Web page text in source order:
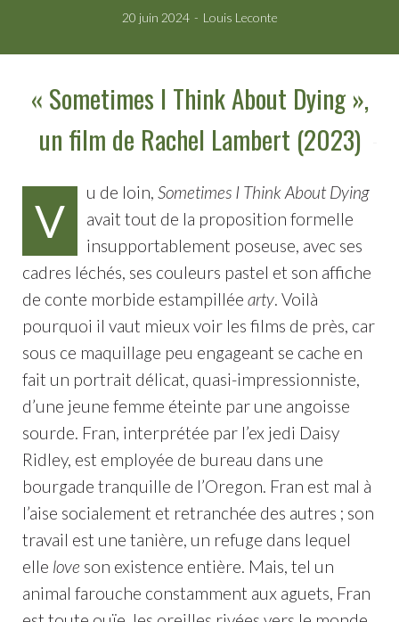
20 juin 2024 Louis Leconte
« Sometimes I Think About Dying »,
un film de Rachel Lambert (2023)
V
u de loin, Sometimes I Think About Dying
avait tout de la proposition formelle
insupportablement poseuse, avec ses
cadres léchés, ses couleurs pastel et son affiche
de conte morbide estampillée arty. Voilà
pourquoi il vaut mieux voir les films de près, car
sous ce maquillage peu engageant se cache en
fait un portrait délicat, quasi-impressionniste,
d’une jeune femme éteinte par une angoisse
sourde. Fran, interprétée par l’ex jedi Daisy
Ridley, est employée de bureau dans une
bourgade tranquille de l’Oregon. Fran est mal à
l’aise socialement et retranchée des autres ; son
travail est une tanière, un refuge dans lequel
elle love son existence entière. Mais, tel un
animal farouche constamment aux aguets, Fran